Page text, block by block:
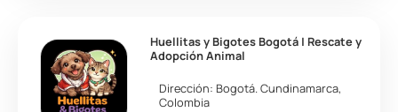
Huellitas y Bigotes Bogotá | Rescate y
Adopción Animal
Dirección: Bogotá.Cundinamarca,
Colombia